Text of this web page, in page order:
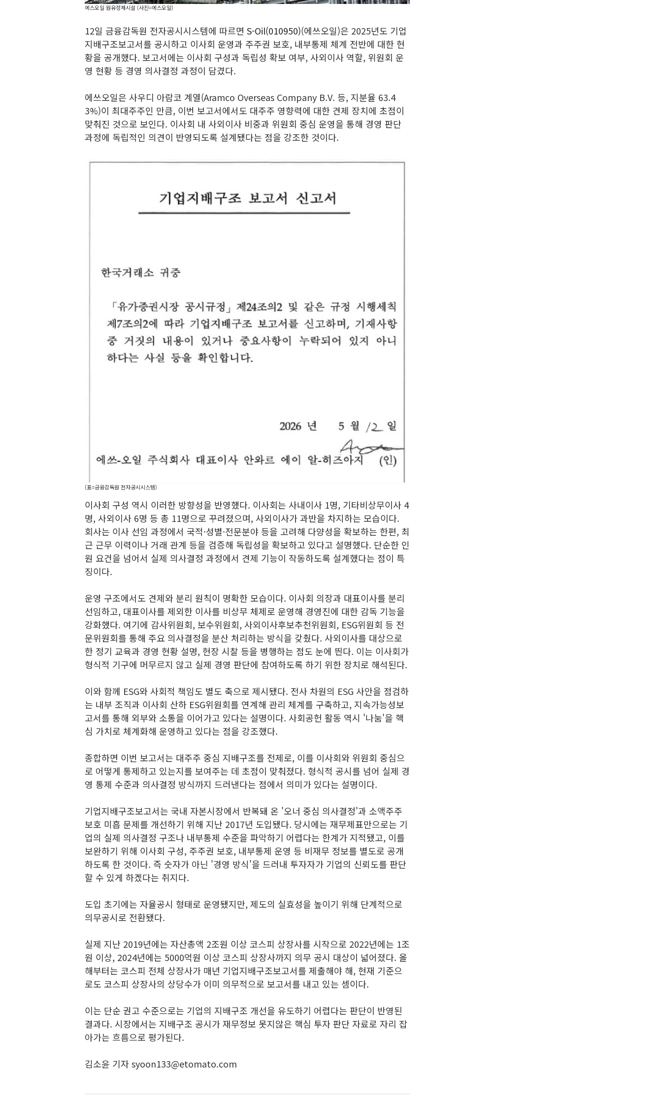
에스오일 원유정제시설 (사진=에스오일)
12일 금융감독원 전자공시시스템에 따르면 S-Oil(010950)(에쓰오일)은 2025년도 기업
지배구조보고서를 공시하고 이사회 운영과 주주권 보호, 내부통제 체계 전반에 대한 현
황을 공개했다. 보고서에는 이사회 구성과 독립성 확보 여부, 사외이사 역할, 위원회 운
영 현황 등 경영 의사결정 과정이 담겼다.
에쓰오일은 사우디 아람코 계열(Aramco Overseas Company B.V. 등, 지분율 63.4
3%)이 최대주주인 만큼, 이번 보고서에서도 대주주 영향력에 대한 견제 장치에 초점이
맞춰진 것으로 보인다. 이사회 내 사외이사 비중과 위원회 중심 운영을 통해 경영 판단
과정에 독립적인 의견이 반영되도록 설계됐다는 점을 강조한 것이다.
(표=금융감독원 전자공시시스템)
이사회 구성 역시 이러한 방향성을 반영했다. 이사회는 사내이사 1명, 기타비상무이사 4
명, 사외이사 6명 등 총 11명으로 꾸려졌으며, 사외이사가 과반을 차지하는 모습이다.
회사는 이사 선임 과정에서 국적·성별·전문분야 등을 고려해 다양성을 확보하는 한편, 최
근 근무 이력이나 거래 관계 등을 검증해 독립성을 확보하고 있다고 설명했다. 단순한 인
원 요건을 넘어서 실제 의사결정 과정에서 견제 기능이 작동하도록 설계했다는 점이 특
징이다.
운영 구조에서도 견제와 분리 원칙이 명확한 모습이다. 이사회 의장과 대표이사를 분리
선임하고, 대표이사를 제외한 이사를 비상무 체제로 운영해 경영진에 대한 감독 기능을
강화했다. 여기에 감사위원회, 보수위원회, 사외이사후보추천위원회, ESG위원회 등 전
문위원회를 통해 주요 의사결정을 분산 처리하는 방식을 갖췄다. 사외이사를 대상으로
한 정기 교육과 경영 현황 설명, 현장 시찰 등을 병행하는 점도 눈에 띈다. 이는 이사회가
형식적 기구에 머무르지 않고 실제 경영 판단에 참여하도록 하기 위한 장치로 해석된다.
이와 함께 ESG와 사회적 책임도 별도 축으로 제시됐다. 전사 차원의 ESG 사안을 점검하
는 내부 조직과 이사회 산하 ESG위원회를 연계해 관리 체계를 구축하고, 지속가능성보
고서를 통해 외부와 소통을 이어가고 있다는 설명이다. 사회공헌 활동 역시 '나눔'을 핵
심 가치로 체계화해 운영하고 있다는 점을 강조했다.
종합하면 이번 보고서는 대주주 중심 지배구조를 전제로, 이를 이사회와 위원회 중심으
로 어떻게 통제하고 있는지를 보여주는 데 초점이 맞춰졌다. 형식적 공시를 넘어 실제 경
영 통제 수준과 의사결정 방식까지 드러낸다는 점에서 의미가 있다는 설명이다.
기업지배구조보고서는 국내 자본시장에서 반복돼 온 '오너 중심 의사결정'과 소액주주
보호 미흡 문제를 개선하기 위해 지난 2017년 도입됐다. 당시에는 재무제표만으로는 기
업의 실제 의사결정 구조나 내부통제 수준을 파악하기 어렵다는 한계가 지적됐고, 이를
보완하기 위해 이사회 구성, 주주권 보호, 내부통제 운영 등 비재무 정보를 별도로 공개
하도록 한 것이다. 즉 숫자가 아닌 '경영 방식'을 드러내 투자자가 기업의 신뢰도를 판단
할 수 있게 하겠다는 취지다.
도입 초기에는 자율공시 형태로 운영됐지만, 제도의 실효성을 높이기 위해 단계적으로
의무공시로 전환됐다.
실제 지난 2019년에는 자산총액 2조원 이상 코스피 상장사를 시작으로 2022년에는 1조
원 이상, 2024년에는 5000억원 이상 코스피 상장사까지 의무 공시 대상이 넓어졌다. 올
해부터는 코스피 전체 상장사가 매년 기업지배구조보고서를 제출해야 해, 현재 기준으
로도 코스피 상장사의 상당수가 이미 의무적으로 보고서를 내고 있는 셈이다.
이는 단순 권고 수준으로는 기업의 지배구조 개선을 유도하기 어렵다는 판단이 반영된
결과다. 시장에서는 지배구조 공시가 재무정보 못지않은 핵심 투자 판단 자료로 자리 잡
아가는 흐름으로 평가된다.
김소윤 기자 syoon133@etomato.com